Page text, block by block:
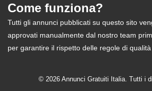
Come funziona?
Tutti gli annunci pubblicati su questo sito
approvati manualmente dal nostro team
per garantire il rispetto delle regole di qualità
© 2026 Annunci Gratuiti Italia. Tutti i